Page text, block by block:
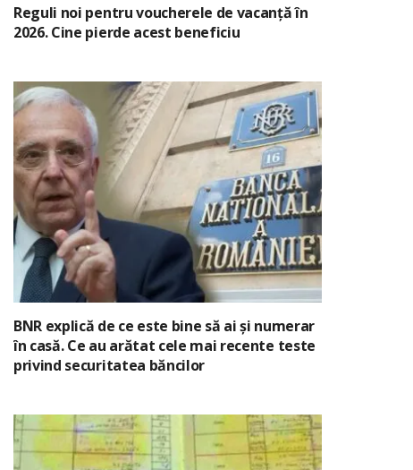
Reguli noi pentru voucherele de vacanță în
2026. Cine pierde acest beneficiu
BNR explică de ce este bine să ai și numerar
în casă. Ce au arătat cele mai recente teste
privind securitatea băncilor